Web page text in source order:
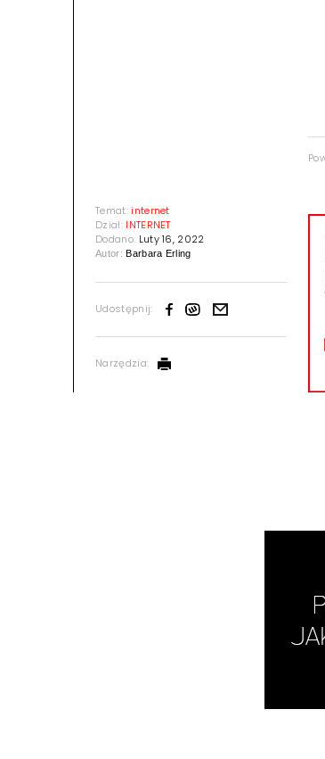
Temat:internet
Dział: INTERNET
Dodano: Luty 16, 2022
Autor:Barbara Erling
Udostępnij:
Narzędzia: